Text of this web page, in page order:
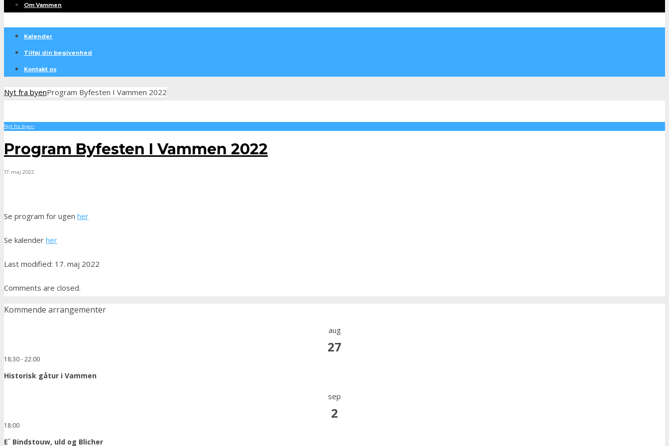
Om Vammen
Kalender
Tilføj din begivenhed
Kontakt os
Nyt fra byenProgram Byfesten I Vammen 2022
Nyt fra byen
Program Byfesten I Vammen 2022
17. maj 2022
Se program for ugen her
Se kalender her
Last modified: 17. maj 2022
Comments are closed.
Kommende arrangementer
aug
27
18:30-22:00
Historisk gåtur i Vammen
sep
2
18:00
E´ Bindstouw, uld og Blicher